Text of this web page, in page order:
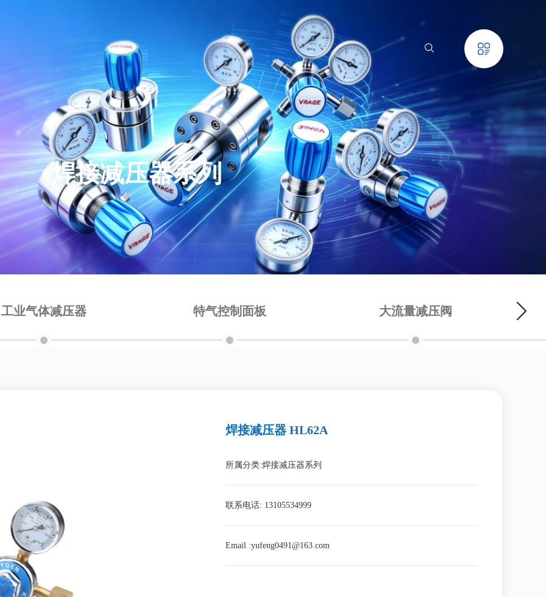
焊接减压器系列
工业气体减压器 特气控制面板 大流量减压阀
焊接减压器 HL62A
所属分类:焊接减压器系列
联系电话: 13105534999
Email :yufeng0491@163.com